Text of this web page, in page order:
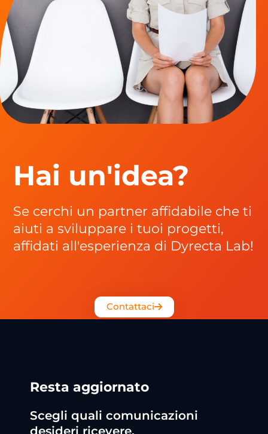
Hai un'idea?
Se cerchi un partner affidabile che ti
aiuti a sviluppare i tuoi progetti,
affidati all'esperienza di Dyrecta Lab!
Contattaci
Resta aggiornato
Scegli quali comunicazioni
desideri ricevere.